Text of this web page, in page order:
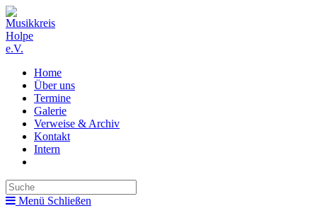
Zum
Inhalt
springen
Home
Über uns
Termine
Galerie
Verweise & Archiv
Kontakt
Intern
search
Menü Schließen